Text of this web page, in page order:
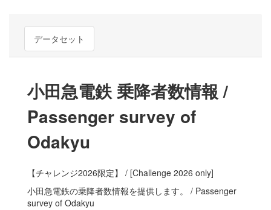
データセット
小田急電鉄 乗降者数情報 /
Passenger survey of
Odakyu
【チャレンジ2026限定】 / [Challenge 2026 only]
小田急電鉄の乗降者数情報を提供します。 / Passenger
survey of Odakyu